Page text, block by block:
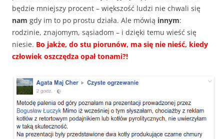
będzie mniejszy procent – większość ludzi nie chwali się
nam gdy im to po prostu działa. Ale mówią innym:
rodzinie, znajomym, sąsiadom – i dzięki temu wieść się
niesie. Bo jakże, do stu piorunów, ma się nie nieść, kiedy
człowiek oszczędza opał tonami?!